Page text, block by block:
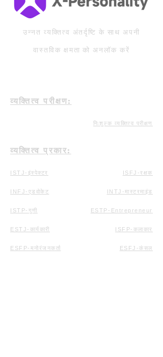
उन्नत व्यक्तित्व अंतर्दृष्टि के साथ अपनी
वास्तविक क्षमता को अनलॉक करें
व्यक्तित्व परीक्षण:
निःशुल्क व्यक्तित्व परीक्षण
व्यक्तित्व प्रकार:
ISTJ-इंस्पेक्टर
INFJ-एडवोकेट
ISTP-गुणी
ESTJ-कार्यकारी
ESFP-मनोरंजनकर्ता
ISFJ-रक्षक
INTJ-मास्टरमाइंड
ESTP-Entrepreneur
ISFP-कलाकार
ESFJ-कंसल